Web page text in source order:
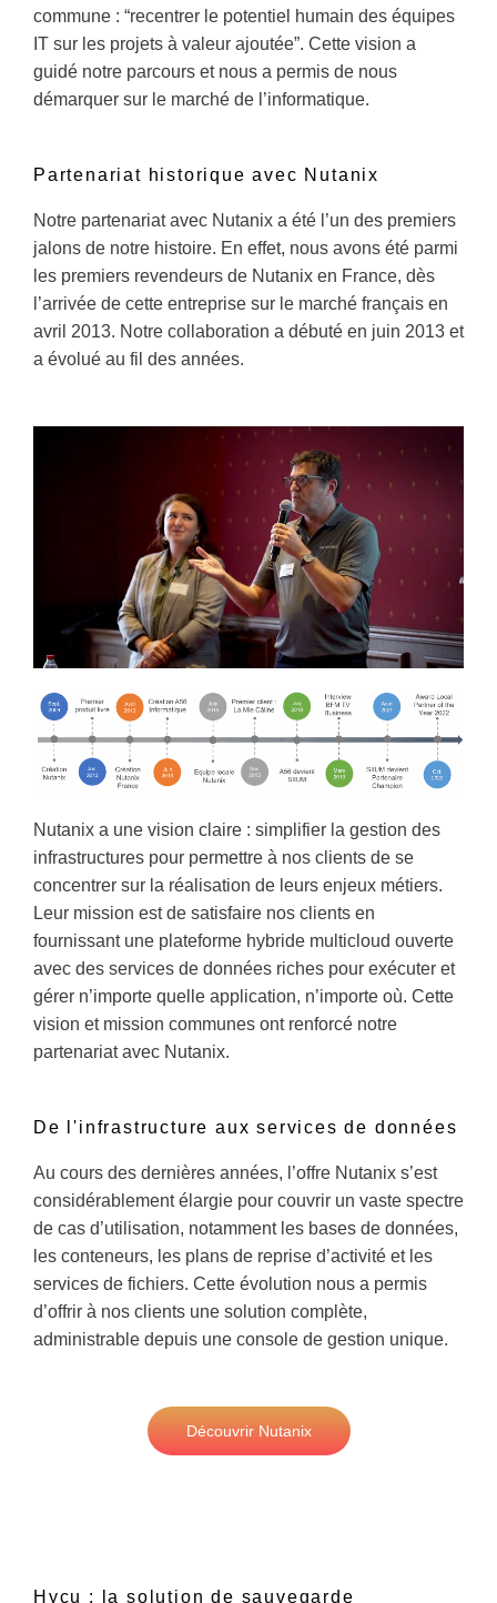
commune : “recentrer le potentiel humain des équipes
IT sur les projets à valeur ajoutée”. Cette vision a
guidé notre parcours et nous a permis de nous
démarquer sur le marché de l’informatique.
Partenariat historique avec Nutanix
Notre partenariat avec Nutanix a été l’un des premiers
jalons de notre histoire. En effet, nous avons été parmi
les premiers revendeurs de Nutanix en France, dès
l’arrivée de cette entreprise sur le marché français en
avril 2013. Notre collaboration a débuté en juin 2013 et
a évolué au fil des années.
Nutanix a une vision claire : simplifier la gestion des
infrastructures pour permettre à nos clients de se
concentrer sur la réalisation de leurs enjeux métiers.
Leur mission est de satisfaire nos clients en
fournissant une plateforme hybride multicloud ouverte
avec des services de données riches pour exécuter et
gérer n’importe quelle application, n’importe où. Cette
vision et mission communes ont renforcé notre
partenariat avec Nutanix.
De l'infrastructure aux services de données
Au cours des dernières années, l’offre Nutanix s’est
considérablement élargie pour couvrir un vaste spectre
de cas d’utilisation, notamment les bases de données,
les conteneurs, les plans de reprise d’activité et les
services de fichiers. Cette évolution nous a permis
d’offrir à nos clients une solution complète,
administrable depuis une console de gestion unique.
Découvrir Nutanix
Hycu : la solution de sauvegarde